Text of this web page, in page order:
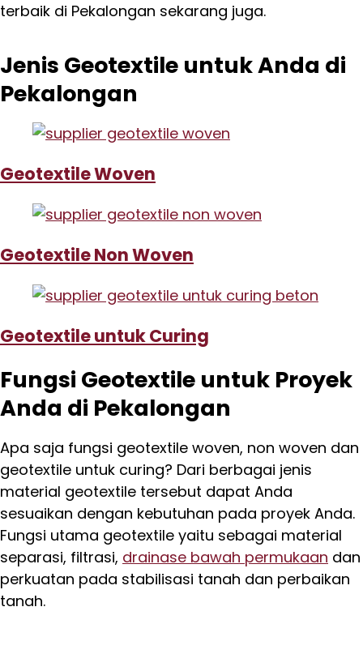
terbaik di Pekalongan sekarang juga.
Jenis Geotextile untuk Anda di
Pekalongan
Geotextile Woven
Geotextile Non Woven
Geotextile untuk Curing
Fungsi Geotextile untuk Proyek
Anda di Pekalongan
Apa saja fungsi geotextile woven, non woven dan
geotextile untuk curing? Dari berbagai jenis
material geotextile tersebut dapat Anda
sesuaikan dengan kebutuhan pada proyek Anda.
Fungsi utama geotextile yaitu sebagai material
separasi, filtrasi, drainase bawah permukaan dan
perkuatan pada stabilisasi tanah dan perbaikan
tanah.